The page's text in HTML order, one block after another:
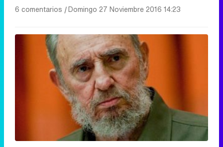
6 comentarios |Domingo 27 Noviembre 2016 14:23